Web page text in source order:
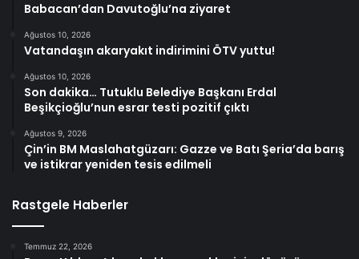
Babacan’dan Davutoğlu’na ziyaret
Ağustos 10, 2026
Vatandaşın akaryakıt indirimini ÖTV yuttu!
Ağustos 10, 2026
Son dakika… Tutuklu Belediye Başkanı Erdal
Beşikçioğlu’nun esrar testi pozitif çıktı
Ağustos 9, 2026
Çin’in BM Maslahatgüzarı: Gazze ve Batı Şeria’da barış
ve istikrar yeniden tesis edilmeli
Rastgele Haberler
Temmuz 22, 2026